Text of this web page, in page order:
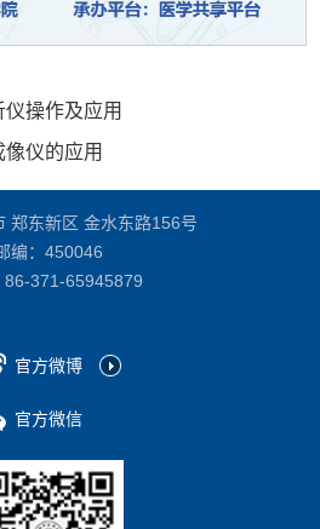
操作及应用
仪的应用
郑东新区 金水东路156号
编：450046
86-371-65945879
官方微博
官方微信